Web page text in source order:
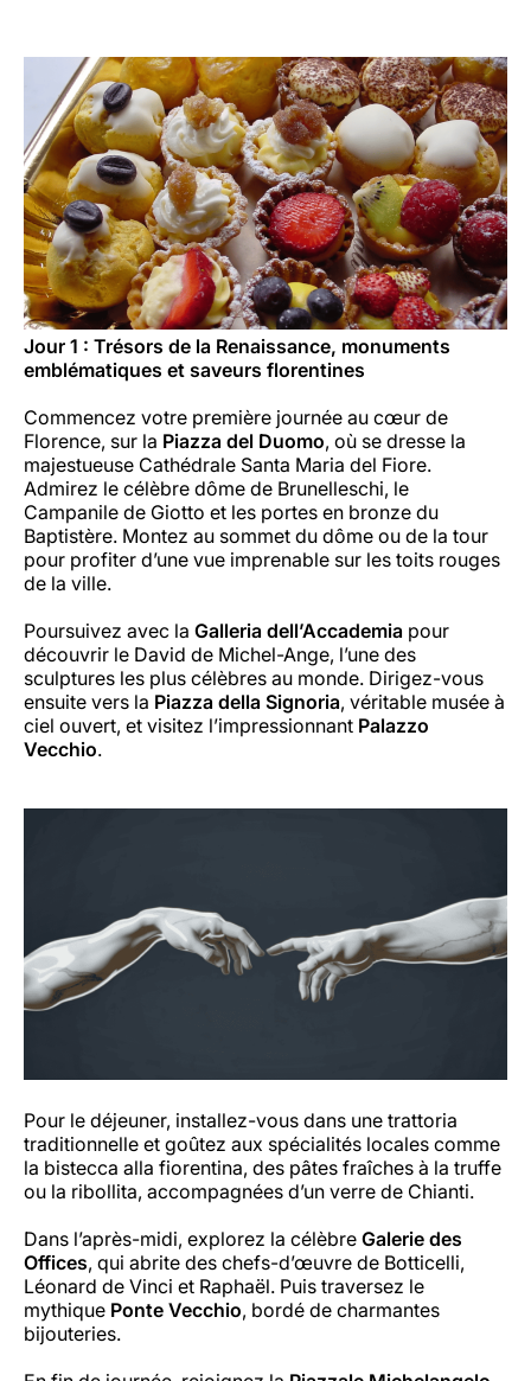
Jour 1 : Trésors de la Renaissance, monuments
emblématiques et saveurs florentines
Commencez votre première journée au cœur de
Florence, sur la Piazza del Duomo, où se dresse la
majestueuse Cathédrale Santa Maria del Fiore.
Admirez le célèbre dôme de Brunelleschi, le
Campanile de Giotto et les portes en bronze du
Baptistère. Montez au sommet du dôme ou de la tour
pour profiter d’une vue imprenable sur les toits rouges
de la ville.
Poursuivez avec la Galleria dell’Accademia pour
découvrir le David de Michel-Ange, l’une des
sculptures les plus célèbres au monde. Dirigez-vous
ensuite vers la Piazza della Signoria, véritable musée à
ciel ouvert, et visitez l’impressionnant Palazzo
Vecchio.
Pour le déjeuner, installez-vous dans une trattoria
traditionnelle et goûtez aux spécialités locales comme
la bistecca alla fiorentina, des pâtes fraîches à la truffe
ou la ribollita, accompagnées d’un verre de Chianti.
Dans l’après-midi, explorez la célèbre Galerie des
Offices, qui abrite des chefs-d’œuvre de Botticelli,
Léonard de Vinci et Raphaël. Puis traversez le
mythique Ponte Vecchio, bordé de charmantes
bijouteries.